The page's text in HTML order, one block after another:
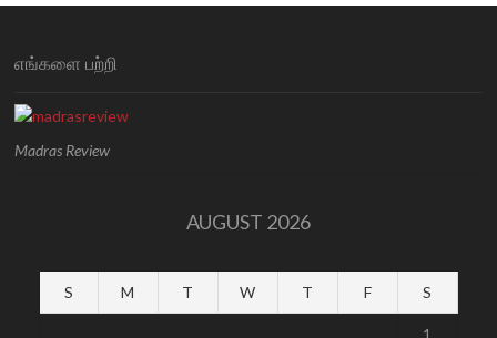
எங்களை பற்றி
Madras Review
AUGUST 2026
S M T W T F S